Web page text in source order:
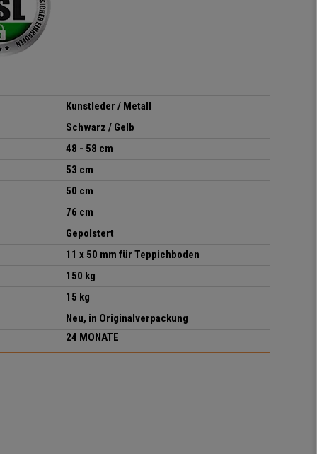
elastisches Gewebe passt
sich der
Körperbewegung an.
Klare Kaufempfehlung!
Kunstleder / Metall
Schwarz / Gelb
48 - 58 cm
53 cm
50 cm
76 cm
Gepolstert
11 x 50 mm für Teppichboden
150 kg
15 kg
Neu, in Originalverpackung
24 MONATE